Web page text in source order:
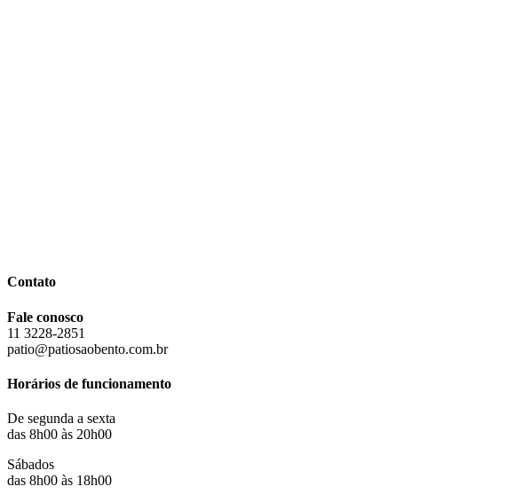
Contato
Fale conosco
11 3228-2851
patio@patiosaobento.com.br
Horários de funcionamento
De segunda a sexta
das 8h00 às 20h00
Sábados
das 8h00 às 18h00